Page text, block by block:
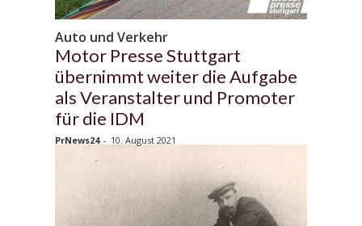
Auto und Verkehr
Motor Presse Stuttgart
übernimmt weiter die Aufgabe
als Veranstalter und Promoter
für die IDM
PrNews24 - 10. August 2021